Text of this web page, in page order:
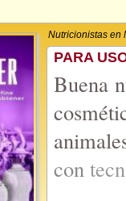
Nutricionistas en
PARA
Buena
con